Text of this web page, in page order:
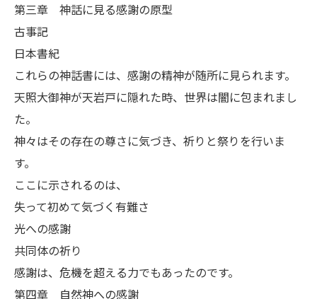
第三章 神話に見る感謝の原型
古事記
日本書紀
これらの神話書には、感謝の精神が随所に見られます。
天照大御神が天岩戸に隠れた時、世界は闇に包まれまし
た。
神々はその存在の尊さに気づき、祈りと祭りを行いま
す。
ここに示されるのは、
失って初めて気づく有難さ
光への感謝
共同体の祈り
感謝は、危機を超える力でもあったのです。
第四章 自然神への感謝